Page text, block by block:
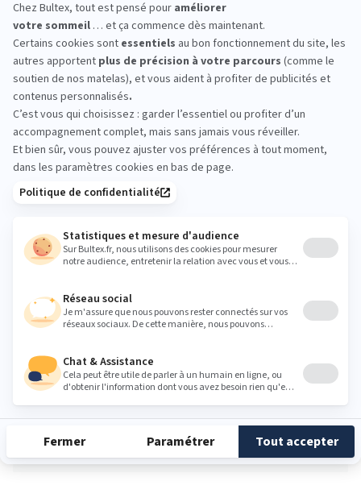
Iligo.
LA HALLE AU SOMMEIL
AMIENS : essayez avant
d’acheter
Rien ne remplace un essai en magasin.
Allongez‑vous sur plusieurs modèles, testez
différentes fermetés et comparez les sensations
pendant quelques minutes. Vous repartirez avec un
choix clair et adapté à votre sommeil.
Mardi
Mercredi 10:00 - 12:00 14:00 - 19:00
Vendredi 10:00 - 12:00 14:00 - 19:00
Fermé